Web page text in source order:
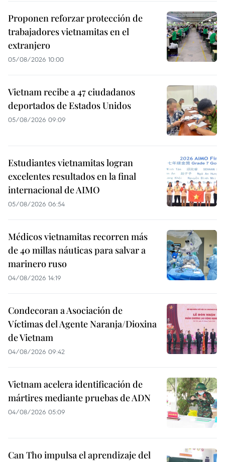
Proponen reforzar protección de
trabajadores vietnamitas en el
extranjero
05/08/2026 10:00
Vietnam recibe a 47 ciudadanos
deportados de Estados Unidos
05/08/2026 09:09
Estudiantes vietnamitas logran
excelentes resultados en la final
internacional de AIMO
05/08/2026 06:54
Médicos vietnamitas recorren más
de 40 millas náuticas para salvar a
marinero ruso
04/08/2026 14:19
Condecoran a Asociación de
Víctimas del Agente Naranja/Dioxina
de Vietnam
04/08/2026 09:42
Vietnam acelera identificación de
mártires mediante pruebas de ADN
04/08/2026 05:09
Can Tho impulsa el aprendizaje del